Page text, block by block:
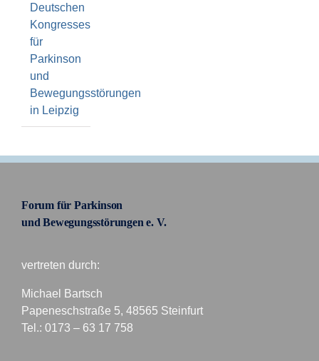
Deutschen
Kongresses
für
Parkinson
und
Bewegungsstörungen
in Leipzig
Forum für Parkinson
und Bewegungsstörungen e. V.
vertreten durch:
Michael Bartsch
Papeneschstraße 5, 48565 Steinfurt
Tel.: 0173 – 63 17 758